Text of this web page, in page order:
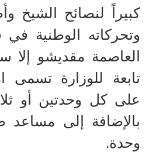
كبيراً لنصائح الشيخ
وتحركاته الوطنية
العاصمة مقديشو إلا
تابعة للوزارة تسمى
على كل وحدتين أو
بالإضافة إلى
وحدة.